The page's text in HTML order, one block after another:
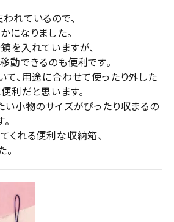
れているので、
になりました。
を入れていますが、
動できるのも便利です。
、用途に合わせて使ったり外した
利だと思います。
い小物のサイズがぴったり収まるの
くれる便利な収納箱、